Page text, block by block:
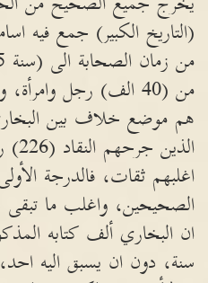
(التاريخ الكبير) جمع فيه
من (40 الف) رجل
هم موضع خلاف بين
اغلبهم ثقات، فالدرجة
الصحيحين، واغلب ما
ان البخاري ألف كتابه
سنة، دون ان يسبق اليه